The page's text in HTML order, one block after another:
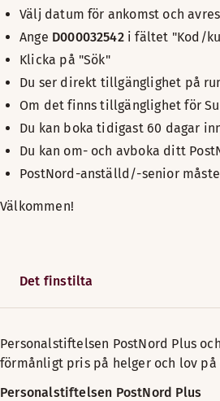
Välj datum för ankomst och
Ange D000032542 i fältet "Kod/
Klicka på "Sök"
Du ser direkt tillgänglighet på
Om det finns tillgänglighet för
Du kan boka tidigast 60 dagar
Du kan om- och avboka ditt
PostNord-anställd/-senior
Välkommen!
Det finstilta
Personalstiftelsen PostNord Plus
förmånligt pris på helger och lov på
Personalstiftelsen PostNord Plus